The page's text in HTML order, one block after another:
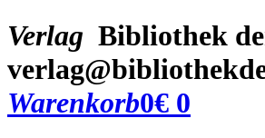
Verlag Bibliothek
Warenkorb0€ 0